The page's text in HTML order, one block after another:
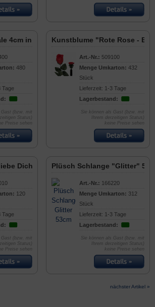
4cm in Box
480
Tage
Gast (bzw. mit
Status)
Preise sehen
Kunstblume "Rote Rose -
Art.-Nr.: 509100
Menge Umkarton: 432
Stück
Lieferzeit: 1-3 Tage
Lagerbestand:
Sie können als Gast (bzw. mit
Ihrem derzeitigen Status)
keine Preise sehen
Dich" Rot 20cm
120
Tage
Gast (bzw. mit
Status)
Preise sehen
Plüsch Schlange "Glitter"
Art.-Nr.: 166220
Menge Umkarton: 312
Stück
Lieferzeit: 1-3 Tage
Lagerbestand:
Sie können als Gast (bzw. mit
Ihrem derzeitigen Status)
keine Preise sehen
nächster Artikel »